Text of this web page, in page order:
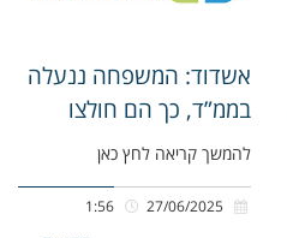
אשדוד: המשפחה ננעלה
בממ”ד, כך הם חולצו
להמשך קריאה לחץ כאן